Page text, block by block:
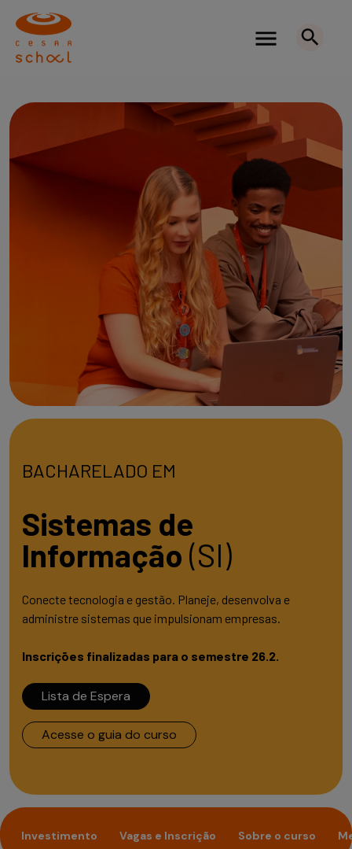
BACHARELADO EM
Sistemas de
Informação (SI)
Conecte tecnologia e gestão. Planeje, desenvolva e
administre sistemas que impulsionam empresas.
Inscrições finalizadas para o semestre 26.2.
Lista de Espera
Acesse o guia do curso
Investimento Vagas e Inscrição Sobre o curso